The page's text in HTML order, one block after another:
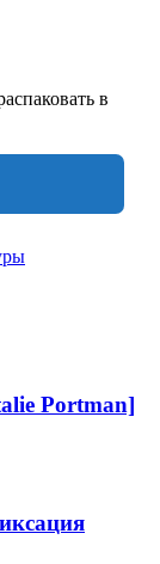
в
Portman]